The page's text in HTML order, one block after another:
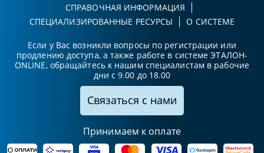
СПРАВОЧНАЯ ИНФОРМАЦИЯ
СПЕЦИАЛИЗИРОВАННЫЕ РЕСУРСЫ
О СИСТЕМЕ
Если у Вас возникли вопросы по регистрации или
продлению доступа, а также работе в системе ЭТАЛОН-
ONLINE, обращайтесь к нашим специалистам в рабочие
дни с 9.00 до 18.00
Связаться с нами
Принимаем к оплате